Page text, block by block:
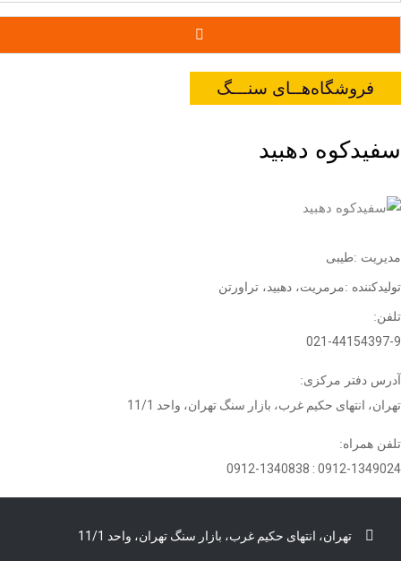
فروشگاه‌هــای سنـــگ
سفیدکوه دهبید
مدیریت :طیبی
تولیدکننده :مرمریت، دهبید، تراورتن
تلفن:
021-44154397-9
آدرس دفتر مرکزی:
تهران، انتهای حکیم غرب، بازار سنگ تهران، واحد 11/1
تلفن همراه:
0912-1349024 : 0912-1340838
تهران، انتهای حکیم غرب، بازار سنگ تهران، واحد 11/1